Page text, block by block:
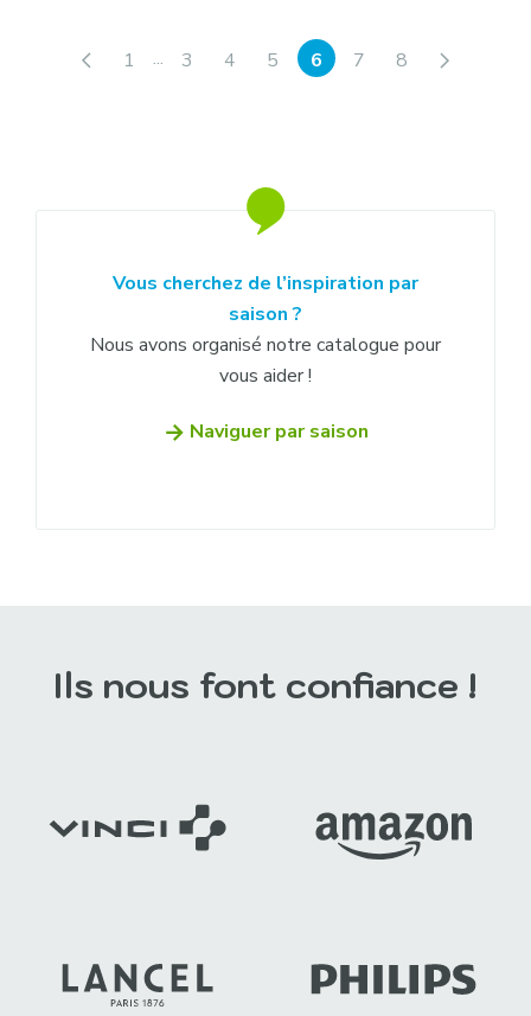
1 ... 3 4 5 6 7 8
Vous cherchez de l’inspiration par
saison ?
Nous avons organisé notre catalogue pour
vous aider !
Naviguer par saison
Ils nous font confiance !